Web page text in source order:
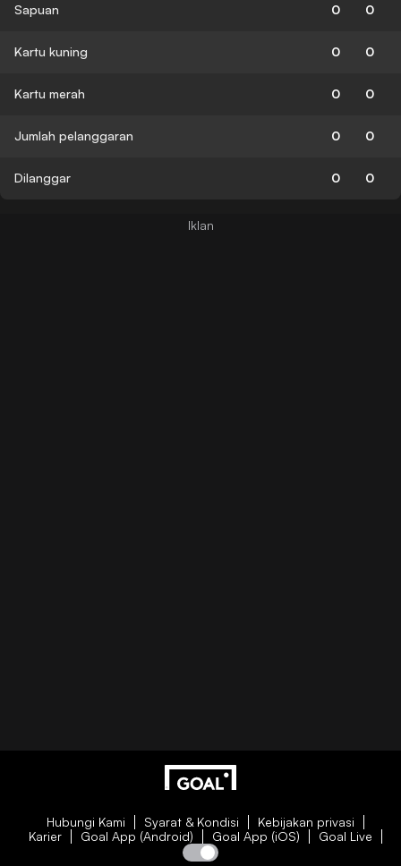
Sapuan 0 0
Kartu kuning 0 0
Kartu merah 0 0
Jumlah pelanggaran 0 0
Dilanggar 0 0
Hubungi Kami Syarat & Kondisi
Kebijakan privasi
Karier
Goal App (Android) Goal App (iOS) Goal Live